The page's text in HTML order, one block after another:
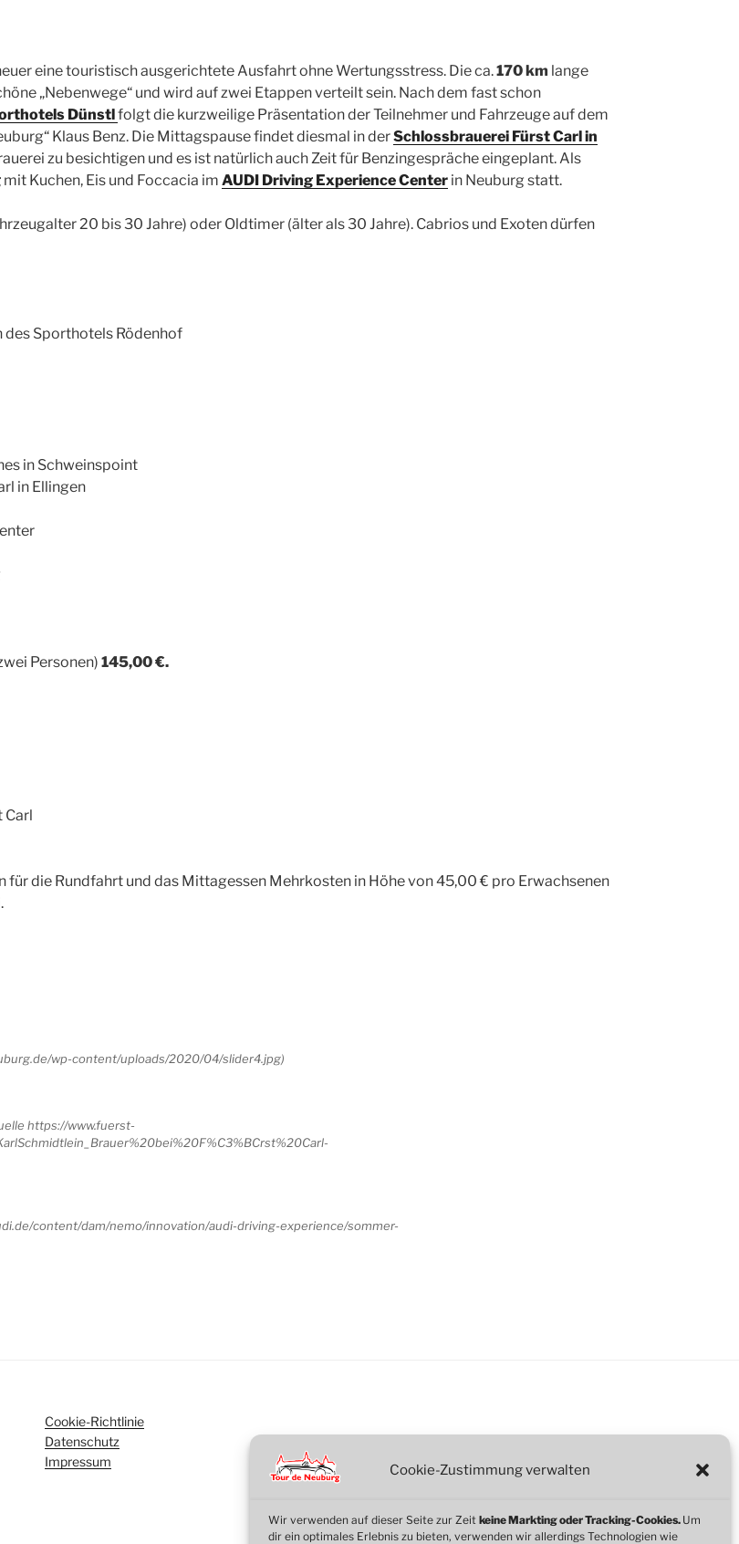
Cookie-Zustimmung verwalten
Wir verwenden auf dieser Seite zur Zeit keine Markting oder Tracking-Cookies. Um
dir ein optimales Erlebnis zu bieten, verwenden wir allerdings Technologien wie
eine touristisch ausgerichtete Ausfahrt ohne Wertungsstress. Die ca.170 km lange
„Nebenwege“ und wird auf zwei Etappen verteilt sein. Nach dem fast schon
Dünstlfolgt die kurzweilige Präsentation der Teilnehmer und Fahrzeuge auf dem
Klaus Benz. Die Mittagspause findet diesmal in derSchlossbrauerei Fürst Carl in
zu besichtigen und es ist natürlich auch Zeit für Benzingespräche eingeplant. Als
mit Kuchen, Eis und Foccacia im AUDI Driving Experience Center in Neuburg statt.
20 bis 30 Jahre) oder Oldtimer (älter als 30 Jahre). Cabrios und Exoten dürfen
Sporthotels Rödenhof
in Schweinspoint
in Ellingen
Personen) 145,00 €.
Carl
für die Rundfahrt und das Mittagessen Mehrkosten in Höhe von 45,00 € pro Erwachsenen
wp-content/uploads/2020/04/slider4.jpg)
https://www.fuerst-
content/dam/nemo/innovation/audi-driving-experience/sommer-
Cookie-Richtlinie
Datenschutz
Impressum